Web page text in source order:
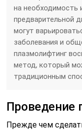
на необходимость
предварительной
могут
заболевания и
плазмолифтинг
метод, который
традиционным
Проведение
Прежде чем